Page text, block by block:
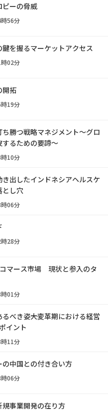
ピーの脅威
56分
を握るマーケットアクセス
02分
開拓
19分
勝つ戦略マネジメント～グロ
るための要諦～
10分
出したインドネシアヘルスケ
とし穴
06分
28分
マース市場 現状と参入のタ
01分
べき姿――大変革期における経営
イント
11分
の中国との付き合い方
06分
事業開発の在り方